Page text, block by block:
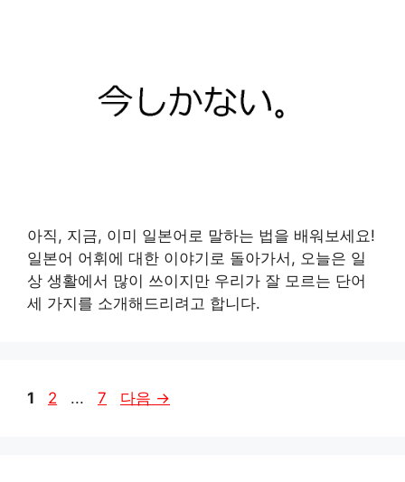
아직, 지금, 이미 일본어로 말하는 법을 배워보세요!
일본어 어휘에 대한 이야기로 돌아가서, 오늘은 일
상 생활에서 많이 쓰이지만 우리가 잘 모르는 단어
세 가지를 소개해드리려고 합니다.
페
1
페
2 ...
페
7 다음 →